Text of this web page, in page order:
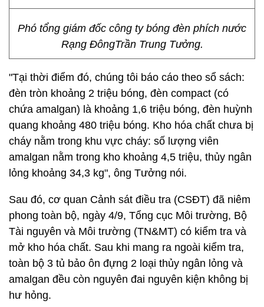
Phó tổng giám đốc công ty bóng đèn phích nước
Rạng ĐôngTrần Trung Tưởng.
"Tại thời điểm đó, chúng tôi báo cáo theo sổ sách:
đèn tròn khoảng 2 triệu bóng, đèn compact (có
chứa amalgan) là khoảng 1,6 triệu bóng, đèn huỳnh
quang khoảng 480 triệu bóng. Kho hóa chất chưa bị
cháy nằm trong khu vực cháy: số lượng viên
amalgan nằm trong kho khoảng 4,5 triệu, thủy ngân
lỏng khoảng 34,3 kg", ông Tưởng nói.
Sau đó, cơ quan Cảnh sát điều tra (CSĐT) đã niêm
phong toàn bộ, ngày 4/9, Tổng cục Môi trường, Bộ
Tài nguyên và Môi trường (TN&MT) có kiểm tra và
mở kho hóa chất. Sau khi mang ra ngoài kiểm tra,
toàn bộ 3 tủ bảo ôn đựng 2 loại thủy ngân lỏng và
amalgan đều còn nguyên đai nguyên kiện không bị
hư hỏng.